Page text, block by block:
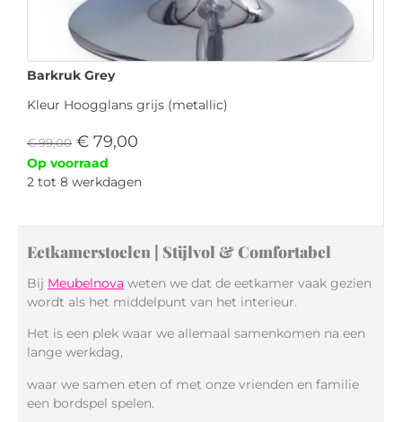
Barkruk Grey
Kleur Hoogglans grijs (metallic)
€99,00 € 79,00
Op voorraad
2 tot 8 werkdagen
Eetkamerstoelen | Stijlvol & Comfortabel
Bij Meubelnova weten we dat de eetkamer vaak gezien
wordt als het middelpunt van het interieur.
Het is een plek waar we allemaal samenkomen na een
lange werkdag,
waar we samen eten of met onze vrienden en familie
een bordspel spelen.